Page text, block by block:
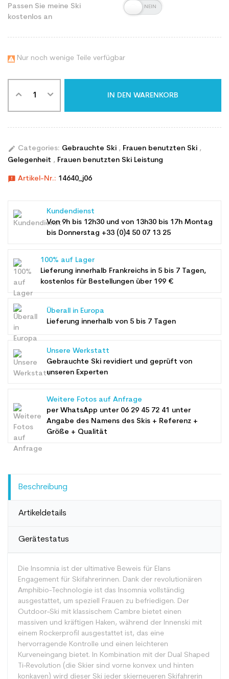
Passen Sie meine Ski
kostenlos an
 Nur noch wenige Teile verfügbar
IN DEN WARENKORB
edit Categories: Gebrauchte Ski , Frauen benutzten Ski ,
Gelegenheit , Frauen benutzten Ski Leistung
announcement Artikel-Nr.: 14640_j06
Kundendienst
Von 9h bis 12h30 und von 13h30 bis 17h Montag
bis Donnerstag +33 (0)4 50 07 13 25
100% auf Lager
Lieferung innerhalb Frankreichs in 5 bis 7 Tagen,
kostenlos für Bestellungen über 199 €
Überall in Europa
Lieferung innerhalb von 5 bis 7 Tagen
Unsere Werkstatt
Gebrauchte Ski revidiert und geprüft von
unseren Experten
Weitere Fotos auf Anfrage
per WhatsApp unter 06 29 45 72 41 unter
Angabe des Namens des Skis + Referenz +
Größe + Qualität
Beschreibung
Artikeldetails
Gerätestatus
Die Insomnia ist der ultimative Beweis für Elans
Engagement für Skifahrerinnen. Dank der revolutionären
Amphibio-Technologie ist das Insomnia vollständig
ausgestattet, um speziell Frauen zu befriedigen. Der
Outdoor-Ski mit klassischem Cambre bietet einen
massiven und kräftigen Haken, während der Innenski mit
einem Rockerprofil ausgestattet ist, das eine
hervorragende Kontrolle und einen leichteren
Kurveneingang bietet. In Kombination mit der Dual Shaped
Ti-Revolution (die Skier sind vorne konvex und hinten
konkaven) wird dieser Ski jeder skierneueren Skifahrerin